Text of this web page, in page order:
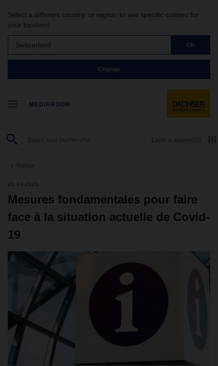
Select a different country, or region, to see specific content for
your location!
Switzerland OK
Change
MEDIAROOM
Liste à suivre(0)
Retour
20.03.2020
Mesures fondamentales pour faire
face à la situation actuelle de Covid-
19